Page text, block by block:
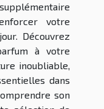
votre
Découvrez
à votre
inoubliable,
dans
son